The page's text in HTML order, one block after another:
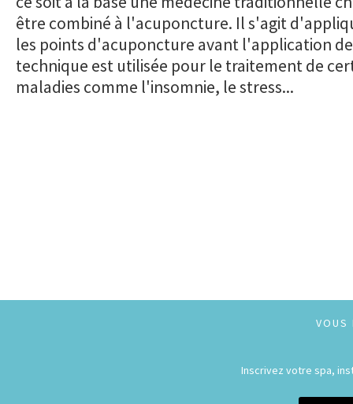
être combiné à l'acuponcture. Il s'agit
les points d'acuponcture avant l'application
technique est utilisée pour le traitement de
maladies comme l'insomnie, le stress...
VOUS
Inscrivez votre spa,